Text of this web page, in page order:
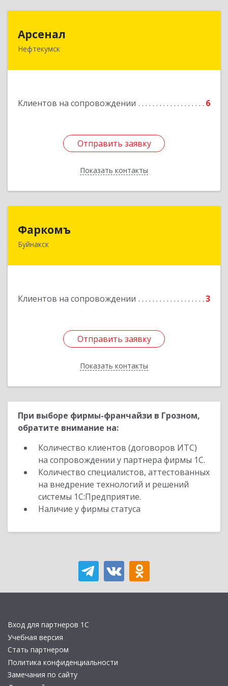
Арсенал
Нефтекумск
Клиентов на сопровождении 6
Отправить заявку
Показать контакты
Отправить заявку
Назад
Фаркомъ
Буйнакск
Клиентов на сопровождении 3
Отправить заявку
Показать контакты
Отправить заявку
Назад
При выборе фирмы-франчайзи в Грозном,
обратите внимание на:
Количество клиентов (договоров ИТС)
на сопровождении у партнера фирмы 1С.
Количество специалистов, аттестованных
на внедрение технологий и решений
системы 1С:Предприятие.
Наличие у фирмы статуса
Вход для партнеров 1С
Учебная версия
Стать партнером
Политика конфиденциальности
Замечания по сайту